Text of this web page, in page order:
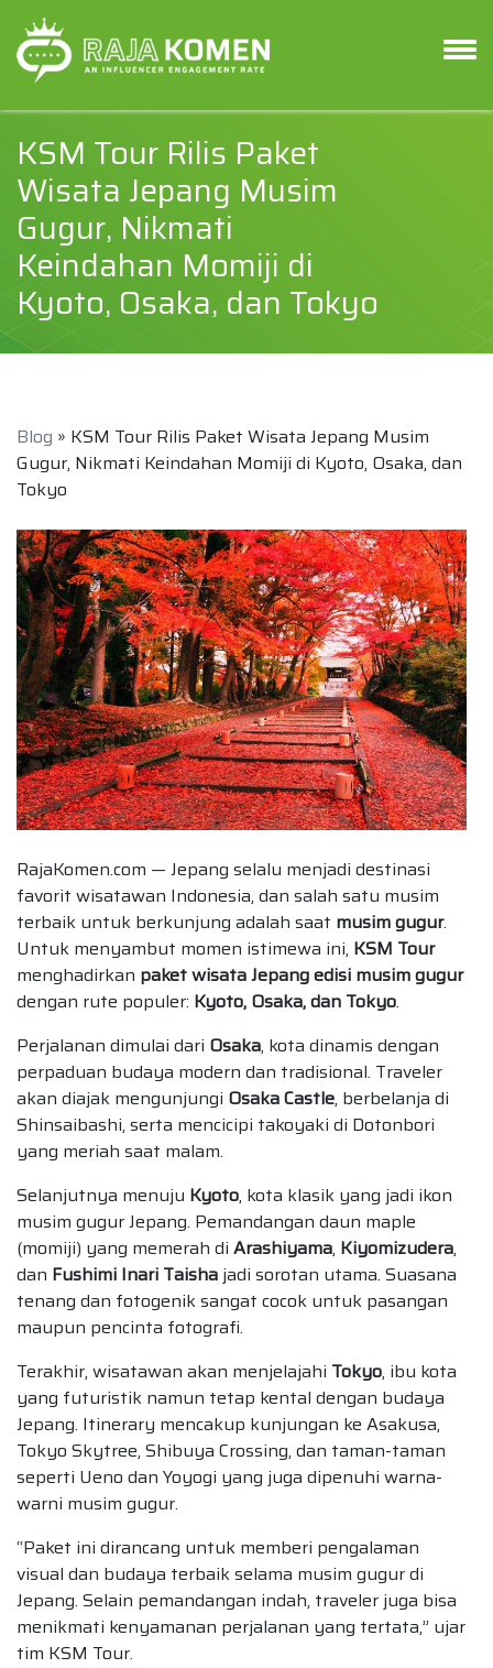
KSM Tour Rilis Paket
Wisata Jepang Musim
Gugur, Nikmati
Keindahan Momiji di
Kyoto, Osaka, dan Tokyo
Blog » KSM Tour Rilis Paket Wisata Jepang Musim
Gugur, Nikmati Keindahan Momiji di Kyoto, Osaka, dan
Tokyo
RajaKomen.com — Jepang selalu menjadi destinasi
favorit wisatawan Indonesia, dan salah satu musim
terbaik untuk berkunjung adalah saat musim gugur.
Untuk menyambut momen istimewa ini, KSM Tour
menghadirkan paket wisata Jepang edisi musim gugur
dengan rute populer: Kyoto, Osaka, dan Tokyo.
Perjalanan dimulai dari Osaka, kota dinamis dengan
perpaduan budaya modern dan tradisional. Traveler
akan diajak mengunjungi Osaka Castle, berbelanja di
Shinsaibashi, serta mencicipi takoyaki di Dotonbori
yang meriah saat malam.
Selanjutnya menuju Kyoto, kota klasik yang jadi ikon
musim gugur Jepang. Pemandangan daun maple
(momiji) yang memerah di Arashiyama, Kiyomizudera,
dan Fushimi Inari Taisha jadi sorotan utama. Suasana
tenang dan fotogenik sangat cocok untuk pasangan
maupun pencinta fotografi.
Terakhir, wisatawan akan menjelajahi Tokyo, ibu kota
yang futuristik namun tetap kental dengan budaya
Jepang. Itinerary mencakup kunjungan ke Asakusa,
Tokyo Skytree, Shibuya Crossing, dan taman-taman
seperti Ueno dan Yoyogi yang juga dipenuhi warna-
warni musim gugur.
“Paket ini dirancang untuk memberi pengalaman
visual dan budaya terbaik selama musim gugur di
Jepang. Selain pemandangan indah, traveler juga bisa
menikmati kenyamanan perjalanan yang tertata,” ujar
tim KSM Tour.